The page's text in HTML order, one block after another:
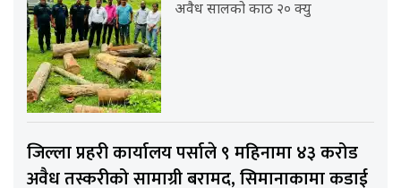
अवैध सालको काठ २० क्यु
जिल्ला प्रहरी कार्यालय पर्साले ९ महिनामा ४३ करोड
अवैध तस्करीको सामाग्री बरामद, सिमानाकामा कडाई